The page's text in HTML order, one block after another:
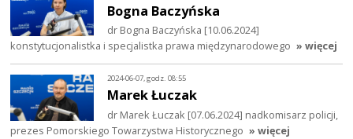
Bogna Baczyńska
dr Bogna Baczyńska [10.06.2024]
konstytucjonalistka i specjalistka prawa międzynarodowego » więcej
2024-06-07, godz. 08:55
Marek Łuczak
dr Marek Łuczak [07.06.2024] nadkomisarz policji,
prezes Pomorskiego Towarzystwa Historycznego » więcej